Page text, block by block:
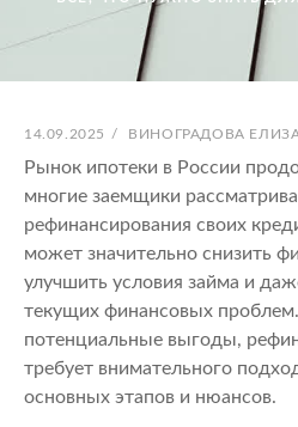
ОПУБЛИКОВАНО
14.09.2025 / АВТОР:
ВИНОГРАДОВА
Рынок ипотеки в России
многие заемщики
рефинансирования своих
может значительно снизить
улучшить условия займа и
текущих финансовых
потенциальные выгоды,
требует внимательного
основных этапов и нюансов.